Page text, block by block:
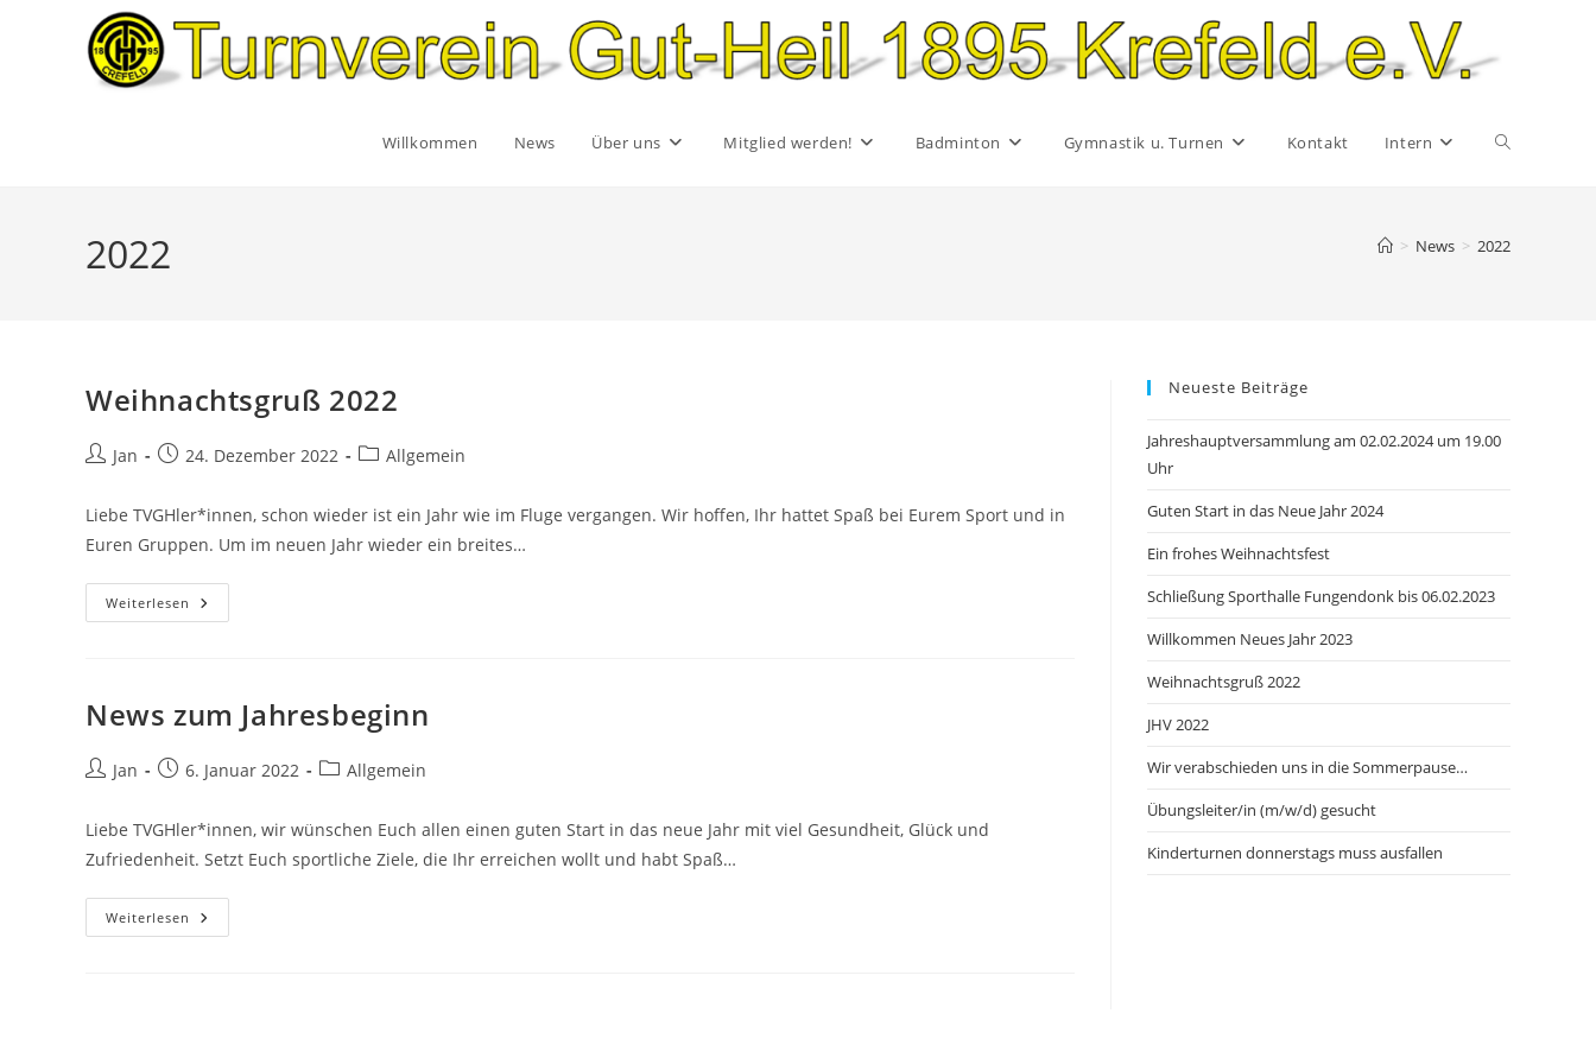
Willkommen News Über uns Mitglied werden! Badminton Gymnastik u. Turnen Kontakt Intern Website-
2022 > News > 2022
Weihnachtsgruß 2022
Beitrags-
Jan
Beitrag24. Dezember 2022
Beitrags-
Allgemein
Liebe TVGHler*innen, schon wieder ist ein Jahr wie im Fluge vergangen. Wir hoffen, Ihr hattet Spaß bei Eurem Sport und in
Euren Gruppen. Um im neuen Jahr wieder ein breites…
Weiterlesen Weihnachtsgruß
2022
News zum Jahresbeginn
Beitrags-
Jan
Beitrag6. Januar 2022
Beitrags-
Allgemein
Liebe TVGHler*innen, wir wünschen Euch allen einen guten Start in das neue Jahr mit viel Gesundheit, Glück und
Zufriedenheit. Setzt Euch sportliche Ziele, die Ihr erreichen wollt und habt Spaß…
Weiterlesen News
Zum
Neueste Beiträge
Jahreshauptversammlung am 02.02.2024 um 19.00
Uhr
Guten Start in das Neue Jahr 2024
Ein frohes Weihnachtsfest
Schließung Sporthalle Fungendonk bis 06.02.2023
Willkommen Neues Jahr 2023
Weihnachtsgruß 2022
JHV 2022
Wir verabschieden uns in die Sommerpause…
Übungsleiter/in (m/w/d) gesucht
Kinderturnen donnerstags muss ausfallen